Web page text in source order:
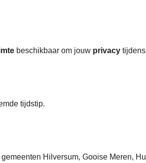
beschikbaar om jouw privacy
tijdstip.
Hilversum, Gooise Meren,